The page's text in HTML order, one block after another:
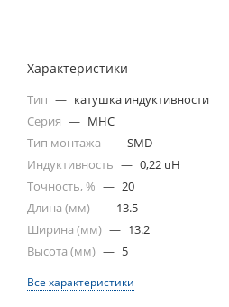
Характеристики
Тип — катушка индуктивности
Серия — MHC
Тип монтажа — SMD
Индуктивность — 0,22 uH
Точность, % — 20
Длина (мм) — 13.5
Ширина (мм) — 13.2
Высота (мм) — 5
Все характеристики